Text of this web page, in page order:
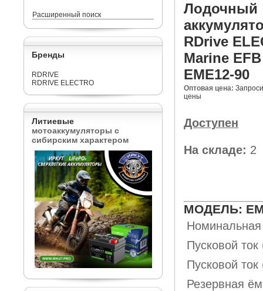
Расширенный поиск
Бренды
RDRIVE
RDRIVE ELECTRO
Литиевые
мотоаккумуляторы с
сибирским характером
Лодочный
RDrive
Marine EFB
EME12-90
Оптовая цена:
цены
Доступен
На складе: 2
МОДЕЛЬ:
Пусковой ток
Пусковой ток
Резервная